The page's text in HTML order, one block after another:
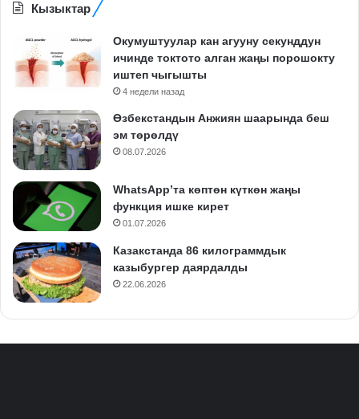
Кызыктар
Окумуштуулар кан агууну секунддун
ичинде токтото алган жаңы порошокту
иштеп чыгышты
4 недели назад
Өзбекстандын Анжиян шаарында беш
эм төрөлдү
08.07.2026
WhatsApp’та көптөн күткөн жаңы
функция ишке кирет
01.07.2026
Казакстанда 86 килограммдык
казыбургер даярдалды
22.06.2026